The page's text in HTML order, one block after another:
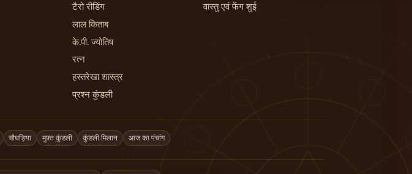
टैरो रीडिंग
लाल किताब
के.पी. ज्योतिष
रत्न
हस्तरेखा शास्त्र
प्रश्न कुंडली
वास्तु एवं फेंग शुई
चौघड़िया मुफ़्त कुंडली कुंडली मिलान आज का पंचांग